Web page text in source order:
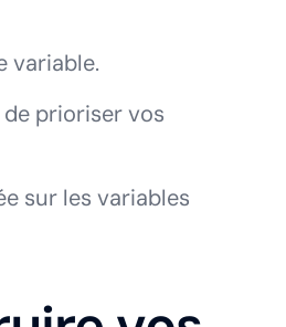
variable.
prioriser vos
sur les variables